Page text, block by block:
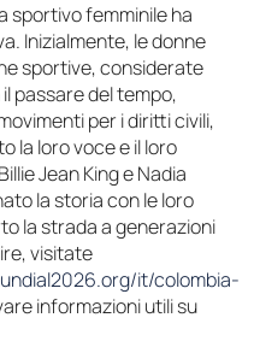
sportivo femminile ha
Inizialmente, le donne
sportive, considerate
passare del tempo,
per i diritti civili,
la loro voce e il loro
Jean King e Nadia
la storia con le loro
la strada a generazioni
visitate
it/colombia-
informazioni utili su